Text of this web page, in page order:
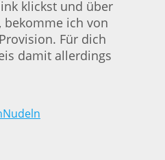
klickst und über
bekomme ich von
Für dich
damit allerdings
Nudeln